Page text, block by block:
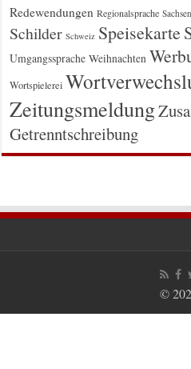
Redewendungen Regionalsprache Sachsen
Schilder Schweiz Speisekarte
Umgangssprache Weihnachten
Wortspielerei
Zeitungsmeldung
Getrenntschreibung
©